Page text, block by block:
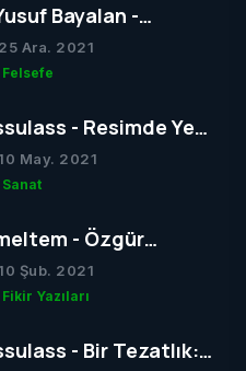
Bayalan -
Sigmund Freud’un
Yapısal Kuramı
25 Ara. 2021
Felsefe
- Resimde Yeni
Dönem mi Yoksa Bir
Dönemin Sonu mu?
May. 2021
Sanat
- Özgür
Şub. 2021
Fikir Yazıları
- Bir Tezatlık: